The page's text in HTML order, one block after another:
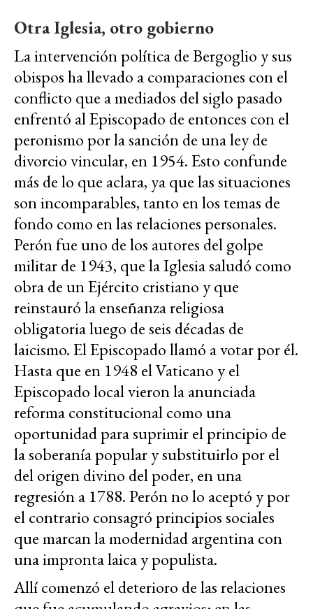
Otra Iglesia, otro gobierno
La intervención política de Bergoglio y sus
obispos ha llevado a comparaciones con el
conflicto que a mediados del siglo pasado
enfrentó al Episcopado de entonces con el
peronismo por la sanción de una ley de
divorcio vincular, en 1954. Esto confunde
más de lo que aclara, ya que las situaciones
son incomparables, tanto en los temas de
fondo como en las relaciones personales.
Perón fue uno de los autores del golpe
militar de 1943, que la Iglesia saludó como
obra de un Ejército cristiano y que
reinstauró la enseñanza religiosa
obligatoria luego de seis décadas de
laicismo. El Episcopado llamó a votar por él.
Hasta que en 1948 el Vaticano y el
Episcopado local vieron la anunciada
reforma constitucional como una
oportunidad para suprimir el principio de
la soberanía popular y substituirlo por el
del origen divino del poder, en una
regresión a 1788. Perón no lo aceptó y por
el contrario consagró principios sociales
que marcan la modernidad argentina con
una impronta laica y populista.
Allí comenzó el deterioro de las relaciones